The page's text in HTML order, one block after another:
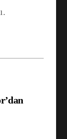
Facebook